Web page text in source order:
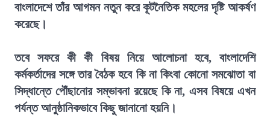
বাংলাদেশে তাঁর আগমন নতুন করে কূটনৈতিক মহলের দৃষ্টি আকর্ষণ
করেছে।
তবে সফরে কী কী বিষয় নিয়ে আলোচনা হবে, বাংলাদেশি
কর্মকর্তাদের সঙ্গে তার বৈঠক হবে কি না কিংবা কোনো সমঝোতা বা
সিদ্ধান্তে পৌঁছানোর সম্ভাবনা রয়েছে কি না, এসব বিষয়ে এখন
পর্যন্ত আনুষ্ঠানিকভাবে কিছু জানানো হয়নি।